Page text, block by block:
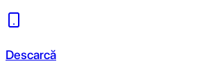
Descarcă